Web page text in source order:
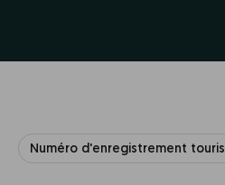
Numéro d'enregistrement